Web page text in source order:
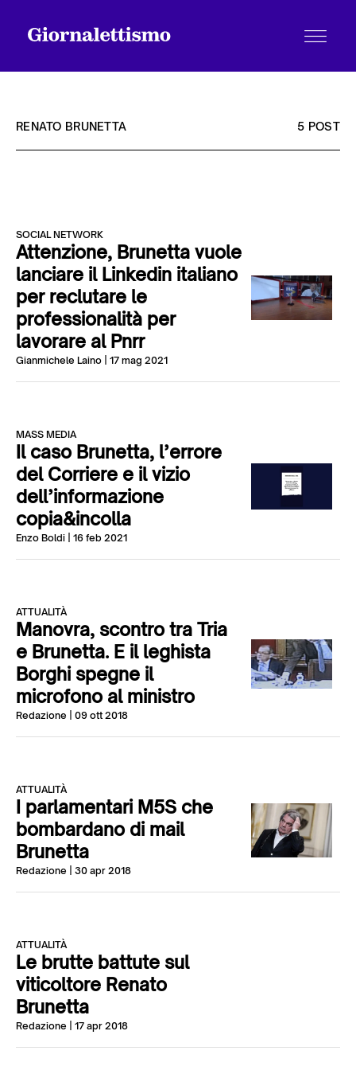
Chi siamo
Contatti
RENATO BRUNETTA 5 POST
SOCIAL NETWORK
Attenzione, Brunetta vuole
lanciare il Linkedin italiano
per reclutare le
professionalità per
lavorare al Pnrr
Gianmichele Laino | 17 mag 2021
MASS MEDIA
Il caso Brunetta, l’errore
del Corriere e il vizio
dell’informazione
copia&incolla
Enzo Boldi | 16 feb 2021
ATTUALITÀ
Manovra, scontro tra Tria
e Brunetta. E il leghista
Borghi spegne il
microfono al ministro
Redazione | 09 ott 2018
ATTUALITÀ
I parlamentari M5S che
bombardano di mail
Brunetta
Redazione | 30 apr 2018
ATTUALITÀ
Le brutte battute sul
viticoltore Renato
Brunetta
Redazione | 17 apr 2018